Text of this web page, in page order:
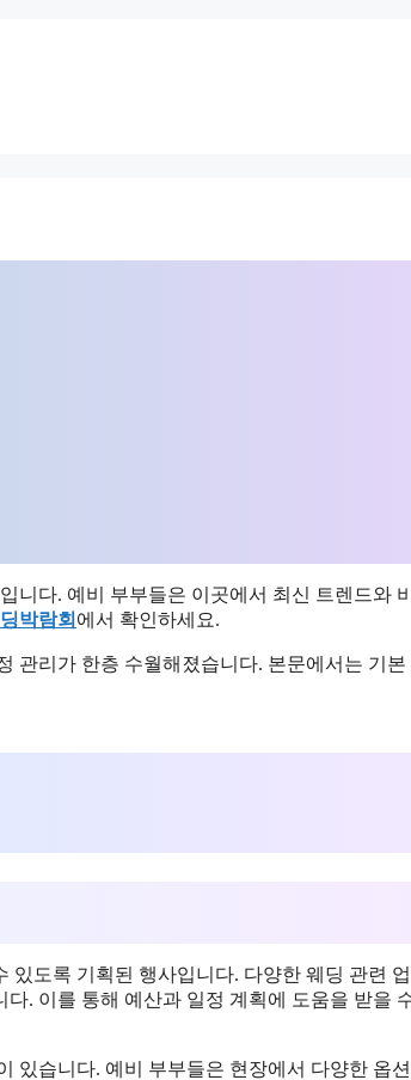
니다. 예비 부부들은 이곳에서 최신 트렌드와
박람회 에서 확인하세요.
관리가 한층 수월해졌습니다. 본문에서는 기본
있도록 기획된 행사입니다. 다양한 웨딩 관련
. 이를 통해 예산과 일정 계획에 도움을 받을
있습니다. 예비 부부들은 현장에서 다양한 옵